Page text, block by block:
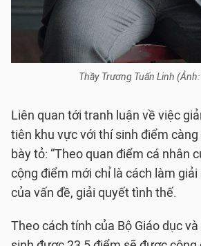
Thầy Trương Tuấn Linh
Liên quan tới tranh luận về việc
tiên khu vực với thí sinh điểm
bày tỏ: “Theo quan điểm cá nhân
cộng điểm mới chỉ là cách làm
của vấn đề, giải quyết tình thế.
Theo cách tính của Bộ Giáo dục